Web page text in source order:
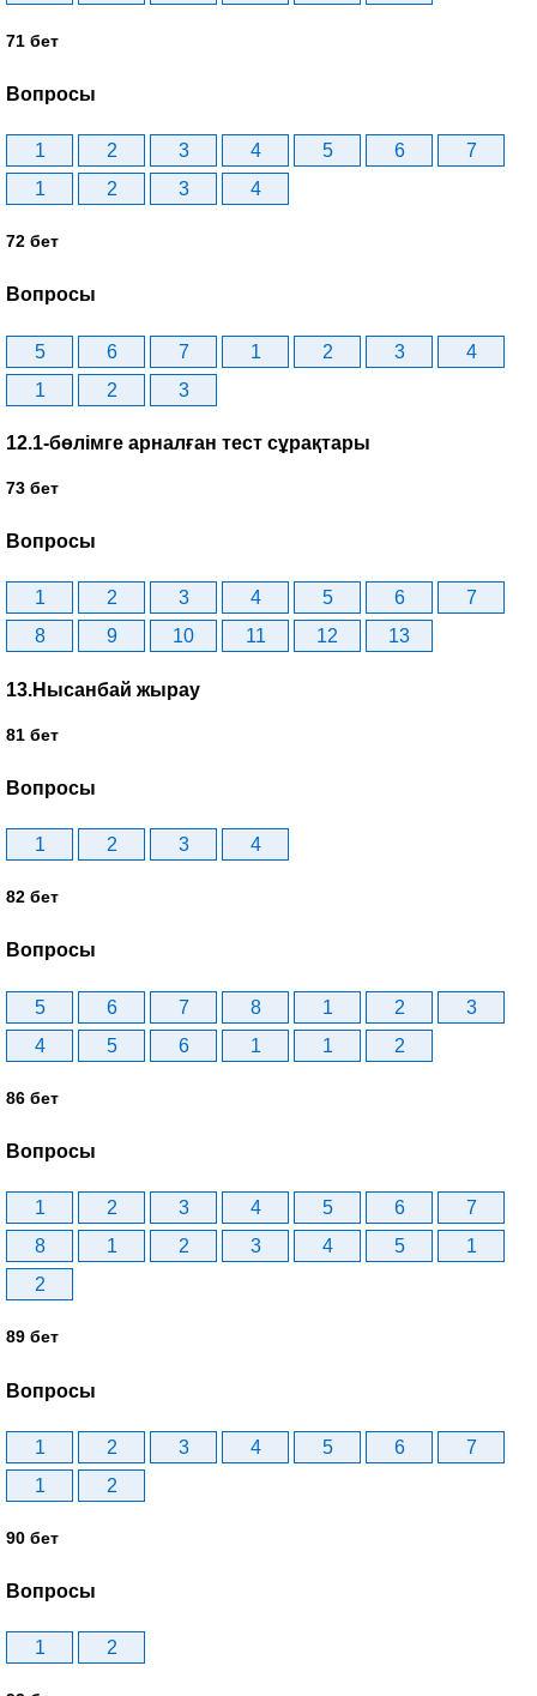
71 бет
Вопросы
1 2 3 4 5 6
7
1
2 3 4
72 бет
Вопросы
5 6 7 1 2 3
4
1
2 3
12.1-бөлімге арналған тест сұрақтары
73 бет
Вопросы
1 2 3 4 5 6
7
8
9 10 11 12 13
13.Нысанбай жырау
81 бет
Вопросы
1 2 3 4
82 бет
Вопросы
5 6 7 8 1 2
3
4
5 6 1 1 2
86 бет
Вопросы
1 2 3 4 5 6
7
8
1 2 3 4 5
1
2
89 бет
Вопросы
1 2 3 4 5 6
7
1
2
90 бет
Вопросы
1 2